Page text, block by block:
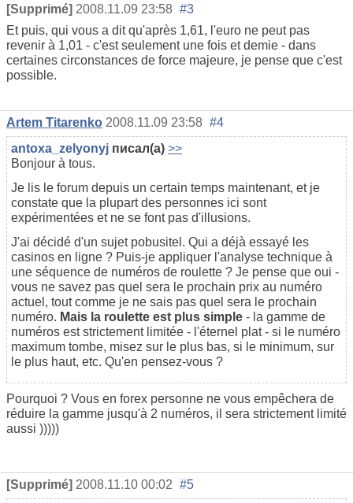
[Supprimé] 2008.11.09 23:58 #3
Et puis, qui vous a dit qu'après 1,61, l'euro ne peut pas
revenir à 1,01 - c'est seulement une fois et demie - dans
certaines circonstances de force majeure, je pense que c'est
possible.
Artem Titarenko 2008.11.09 23:58 #4
antoxa_zelyonyj писал(а) >>
Bonjour à tous.
Je lis le forum depuis un certain temps maintenant, et je
constate que la plupart des personnes ici sont
expérimentées et ne se font pas d'illusions.
J'ai décidé d'un sujet pobusitel. Qui a déjà essayé les
casinos en ligne ? Puis-je appliquer l'analyse technique à
une séquence de numéros de roulette ? Je pense que oui -
vous ne savez pas quel sera le prochain prix au numéro
actuel, tout comme je ne sais pas quel sera le prochain
numéro. Mais la roulette est plus simple - la gamme de
numéros est strictement limitée - l'éternel plat - si le numéro
maximum tombe, misez sur le plus bas, si le minimum, sur
le plus haut, etc. Qu'en pensez-vous ?
Pourquoi ? Vous en forex personne ne vous empêchera de
réduire la gamme jusqu'à 2 numéros, il sera strictement limité
aussi )))))
[Supprimé] 2008.11.10 00:02 #5